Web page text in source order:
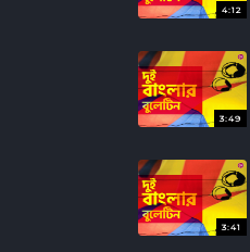
4:12
3:49
3:41